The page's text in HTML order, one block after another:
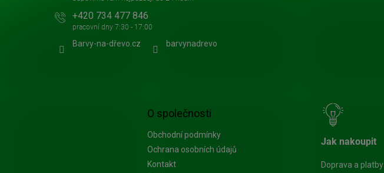
O společnosti
Obchodní podmínky
Ochrana osobních údajů
Kontakt
Jak nakoupit
Doprava a platby
+420 734 477 846
Barvy-na-dřevo.cz barvynadrevo